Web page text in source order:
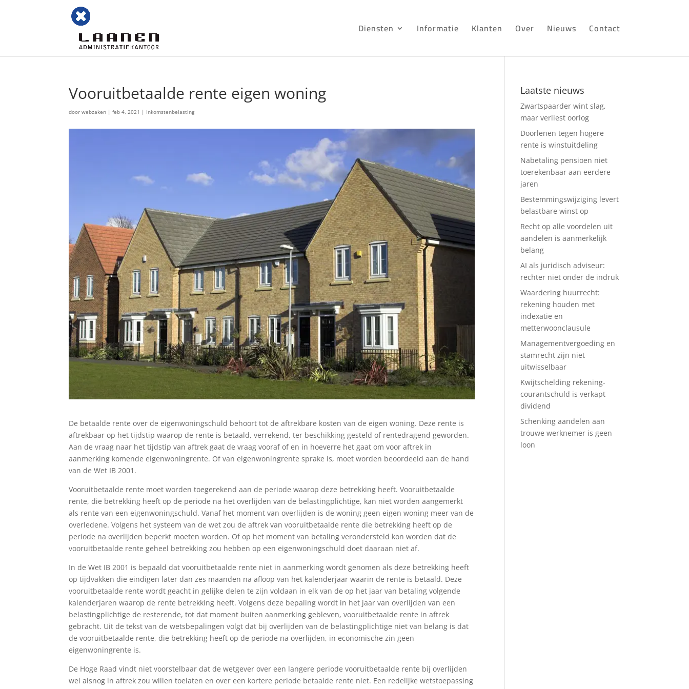
Diensten Informatie Klanten Over Nieuws Contact
Vooruitbetaalde rente eigen woning
doorwebzaken |feb 4, 2021 | Inkomstenbelasting
De betaalde rente over de eigenwoningschuld behoort tot de aftrekbare kosten van de eigen woning. Deze rente is
aftrekbaar op het tijdstip waarop de rente is betaald, verrekend, ter beschikking gesteld of rentedragend geworden.
Aan de vraag naar het tijdstip van aftrek gaat de vraag vooraf of en in hoeverre het gaat om voor aftrek in
aanmerking komende eigenwoningrente. Of van eigenwoningrente sprake is, moet worden beoordeeld aan de hand
van de Wet IB 2001.
Vooruitbetaalde rente moet worden toegerekend aan de periode waarop deze betrekking heeft. Vooruitbetaalde
rente, die betrekking heeft op de periode na het overlijden van de belastingplichtige, kan niet worden aangemerkt
als rente van een eigenwoningschuld. Vanaf het moment van overlijden is de woning geen eigen woning meer van de
overledene. Volgens het systeem van de wet zou de aftrek van vooruitbetaalde rente die betrekking heeft op de
periode na overlijden beperkt moeten worden. Of op het moment van betaling verondersteld kon worden dat de
vooruitbetaalde rente geheel betrekking zou hebben op een eigenwoningschuld doet daaraan niet af.
In de Wet IB 2001 is bepaald dat vooruitbetaalde rente niet in aanmerking wordt genomen als deze betrekking heeft
op tijdvakken die eindigen later dan zes maanden na afloop van het kalenderjaar waarin de rente is betaald. Deze
vooruitbetaalde rente wordt geacht in gelijke delen te zijn voldaan in elk van de op het jaar van betaling volgende
kalenderjaren waarop de rente betrekking heeft. Volgens deze bepaling wordt in het jaar van overlijden van een
belastingplichtige de resterende, tot dat moment buiten aanmerking gebleven, vooruitbetaalde rente in aftrek
gebracht. Uit de tekst van de wetsbepalingen volgt dat bij overlijden van de belastingplichtige niet van belang is dat
de vooruitbetaalde rente, die betrekking heeft op de periode na overlijden, in economische zin geen
eigenwoningrente is.
De Hoge Raad vindt niet voorstelbaar dat de wetgever over een langere periode vooruitbetaalde rente bij overlijden
wel alsnog in aftrek zou willen toelaten en over een kortere periode betaalde rente niet. Een redelijke wetstoepassing
Laatste nieuws
Zwartspaarder wint slag,
maar verliest oorlog
Doorlenen tegen hogere
rente is winstuitdeling
Nabetaling pensioen niet
toerekenbaar aan eerdere
jaren
Bestemmingswijziging levert
belastbare winst op
Recht op alle voordelen uit
aandelen is aanmerkelijk
belang
AI als juridisch adviseur:
rechter niet onder de indruk
Waardering huurrecht:
rekening houden met
indexatie en
metterwoonclausule
Managementvergoeding en
stamrecht zijn niet
uitwisselbaar
Kwijtschelding rekening-
courantschuld is verkapt
dividend
Schenking aandelen aan
trouwe werknemer is geen
loon